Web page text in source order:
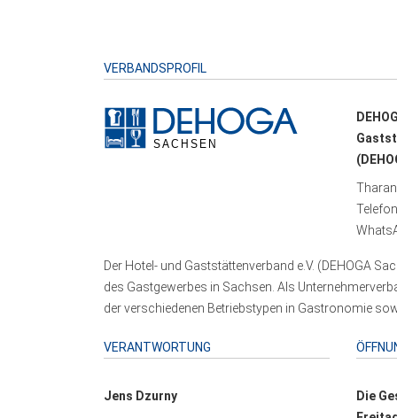
VERBANDSPROFIL
Der Hotel- und Gaststättenverband e.V. (DEHOGA
des Gastgewerbes in Sachsen. Als
der verschiedenen Betriebstypen in Gastronomie
VERANTWORTUNG
Jens Dzurny
Die